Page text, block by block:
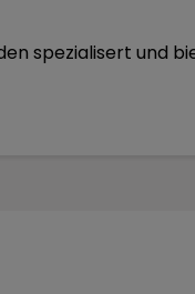
spezialisert und